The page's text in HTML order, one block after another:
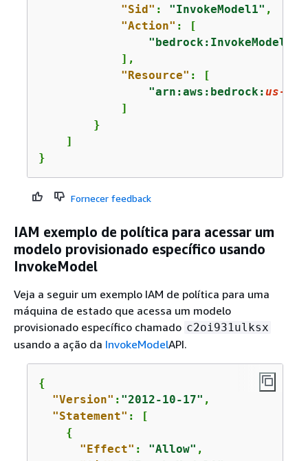
"Sid" : "InvokeModel1" ,
"Action" : [
"bedrock:InvokeModel"
            ],
"Resource" : [
"arn:aws:bedrock:us-
            ]
        }
    ]
}
Fornecer feedback
IAM exemplo de política para acessar um
modelo provisionado específico usando
InvokeModel
Veja a seguir um exemplo IAM de política para uma
máquina de estado que acessa um modelo
provisionado específico chamado c2oi931ulksx
usando a ação da InvokeModelAPI.
{
"Version" : "2012-10-17" ,
"Statement" : [
{
"Effect" : "Allow" ,